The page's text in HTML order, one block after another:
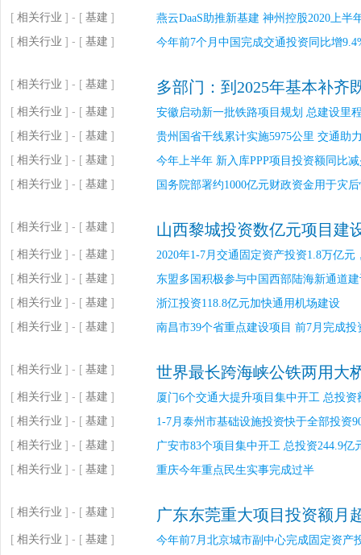
[ 相关行业 ] - [ 基建 ] 燕云DaaS助推新基建 神州控股2020上半
[ 相关行业 ] - [ 基建 ] 今年前7个月中国完成交通投资同比增
[ 相关行业 ] - [ 基建 ] 多部门：到2025年基本补齐
[ 相关行业 ] - [ 基建 ] 安徽启动新一批铁路项目规划 总建设里
[ 相关行业 ] - [ 基建 ] 贵州国省干线累计实施5975公里 交通助
[ 相关行业 ] - [ 基建 ] 今年上半年 新入库PPP项目投资额同比
[ 相关行业 ] - [ 基建 ] 国务院部署约1000亿元财政资金用于灾
[ 相关行业 ] - [ 基建 ] 山西黎城投资数亿元项目建
[ 相关行业 ] - [ 基建 ] 2020年1-7月交通固定资产投资1.8万亿元
[ 相关行业 ] - [ 基建 ] 东盟多国积极参与中国西部陆海新通道
[ 相关行业 ] - [ 基建 ] 浙江投资118.8亿元加快通用机场建设
[ 相关行业 ] - [ 基建 ] 南昌市39个省重点建设项目 前7月完成投
[ 相关行业 ] - [ 基建 ] 世界最长跨海峡公铁两用大
[ 相关行业 ] - [ 基建 ] 厦门6个交通大提升项目集中开工 总投资
[ 相关行业 ] - [ 基建 ] 1-7月泰州市基础设施投资快于全部投资
[ 相关行业 ] - [ 基建 ] 广安市83个项目集中开工 总投资244.9亿
[ 相关行业 ] - [ 基建 ] 重庆今年重点民生实事完成过半
[ 相关行业 ] - [ 基建 ] 广东东莞重大项目投资额月
[ 相关行业 ] - [ 基建 ] 今年前7月北京城市副中心完成固定资产